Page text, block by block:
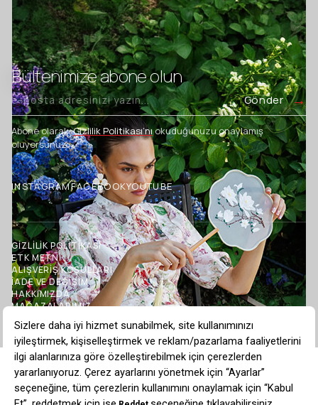
İşleme Detaylı Kuşaklı Triko Hırka Ekru
$173.41
$138.73 20
Bültenimize abone olun
Gönder
Abone olarak,Gizlilik Politikası’nıokuduğunuzu onaylamış
oluyorsunuz.
INSTAGRAMFACEBOOKYOUTUBE
GİZLİLİK POLİTİKASI
ETK METNİ
ALIŞVERİŞ KOŞULLARI
İADE VE DEĞİŞİM
HAKKIMIZDA
MAĞAZALARIMIZ
BLOG
TOPTAN SATIŞ